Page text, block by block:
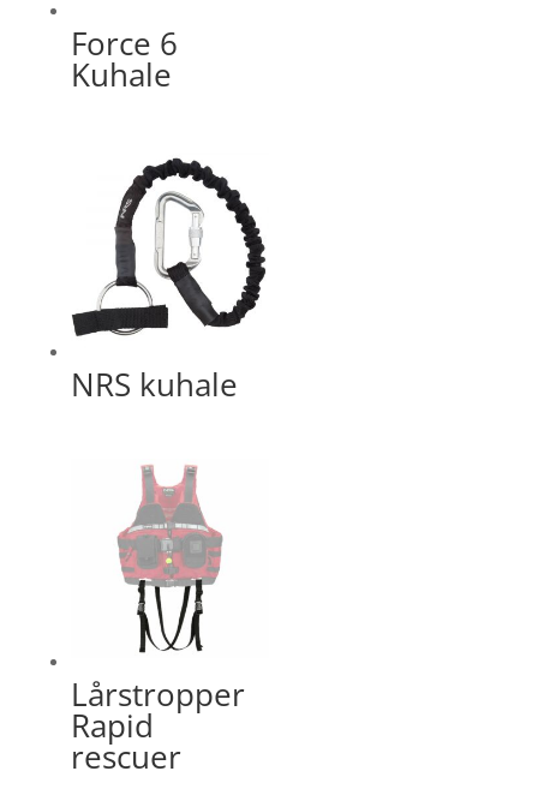
Force 6
Kuhale
NRS kuhale
Lårstropper
Rapid
rescuer